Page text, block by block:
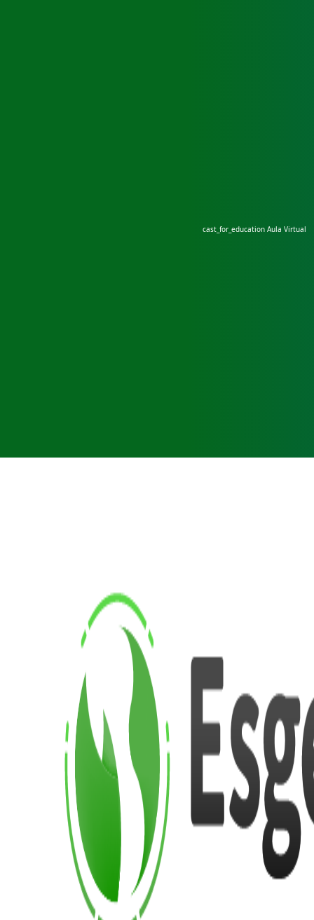
cast_for_education Aula Virtual